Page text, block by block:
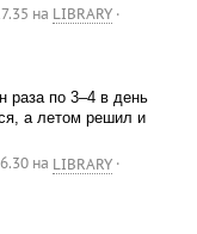
на LIBRARY ·
раза по 3–4 в день
а летом решил и
на LIBRARY ·